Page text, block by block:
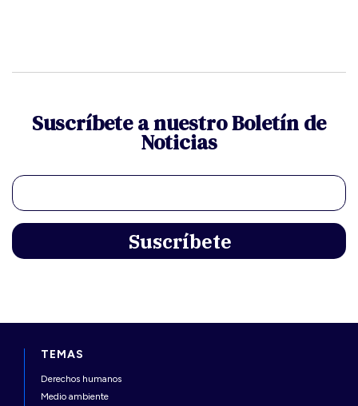
Suscríbete a nuestro Boletín de
Noticias
TEMAS
Derechos humanos
Medio ambiente